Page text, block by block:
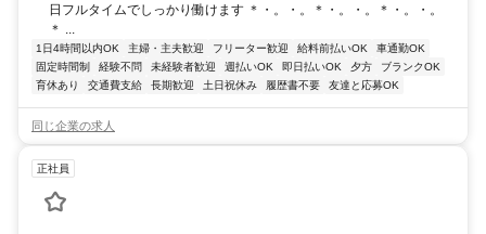
日フルタイムでしっかり働けます ＊・。・。＊・。・。＊・。・。
＊ ...
1日4時間以内OK 主婦・主夫歓迎 フリーター歓迎 給料前払いOK
車通勤OK
固定時間制
経験不問 未経験者歓迎 週払いOK 即日払いOK 夕方
ブランクOK
育休あり
交通費支給 長期歓迎 土日祝休み 履歴書不要 友達と応募OK
同じ企業の求人
正社員